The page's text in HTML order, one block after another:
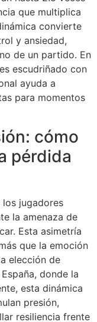
que multiplica
convierte
y ansiedad,
de un partido. En
escudriñado con
ayuda a
para momentos
cómo
pérdida
jugadores
la amenaza de
Esta asimetría
que la emoción
elección de
donde la
esta dinámica
presión,
resiliencia frente